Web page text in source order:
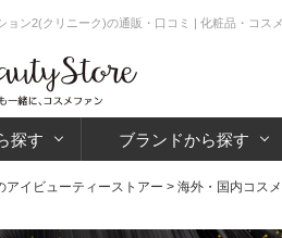
ョン2(クリニーク)の通販・口コミ | 化粧品・コス
探す ブランドから探す
アイビューティーストアー > 海外・国内コス